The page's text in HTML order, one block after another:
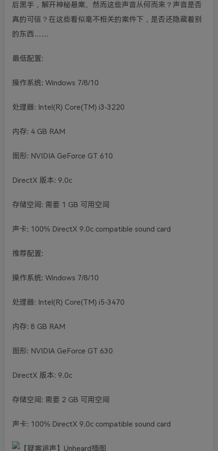
后黑手，解开神秘悬案。然而这些声音从何而来？声音是否
真的可信？在这些看似毫不相关的案件下，是否还隐藏着别
的东西……
最低配置:
操作系统: Windows 7/8/10
处理器: Intel(R) Core(TM) i3-3220
内存: 4 GB RAM
图形: NVIDIA GeForce GT 610
DirectX 版本: 9.0c
存储空间: 需要 1 GB 可用空间
声卡: 100% DirectX 9.0c compatible sound card
推荐配置:
操作系统: Windows 7/8/10
处理器: Intel(R) Core(TM) i5-3470
内存: 8 GB RAM
图形: NVIDIA GeForce GT 630
DirectX 版本: 9.0c
存储空间: 需要 2 GB 可用空间
声卡: 100% DirectX 9.0c compatible sound card